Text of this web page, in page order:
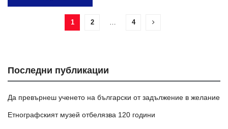
1 2 … 4
Последни публикации
Да превърнеш ученето на български от задължение в желание
Етнографският музей отбелязва 120 години